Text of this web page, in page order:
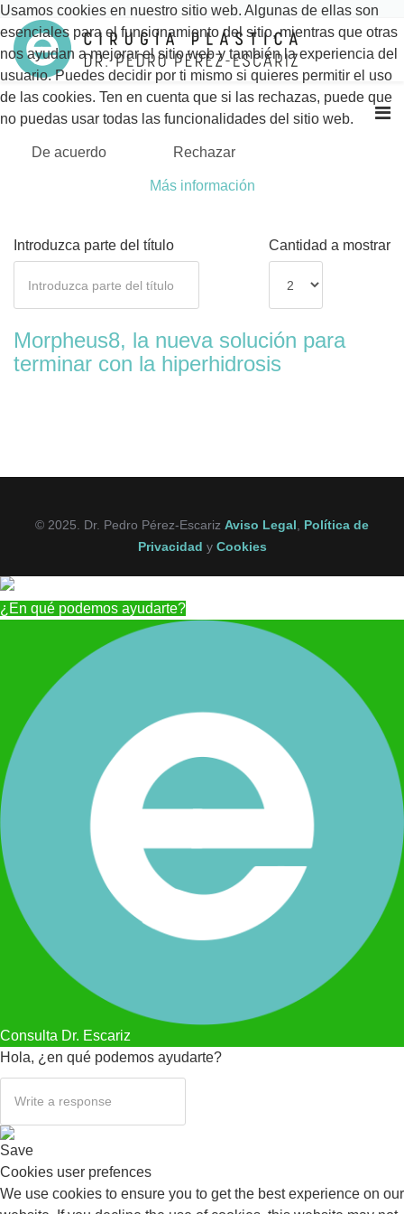
Introduzca parte del título Cantidad a mostrar
Morpheus8, la nueva solución para
terminar con la hiperhidrosis
© 2025. Dr. Pedro Pérez-Escariz Aviso Legal
Política de
Privacidad y Cookies
¿En qué podemos ayudarte?
Consulta Dr. Escariz
Hola, ¿en qué podemos ayudarte?
Usamos cookies en nuestro sitio web. Algunas de ellas son
esenciales para el funcionamiento del sitio, mientras que otras
nos ayudan a mejorar el sitio web y también la experiencia del
usuario. Puedes decidir por ti mismo si quieres permitir el uso
de las cookies. Ten en cuenta que si las rechazas, puede que
no puedas usar todas las funcionalidades del sitio web.
De acuerdo Rechazar
Más información
Save
Cookies user prefences
We use cookies to ensure you to get the best experience on our